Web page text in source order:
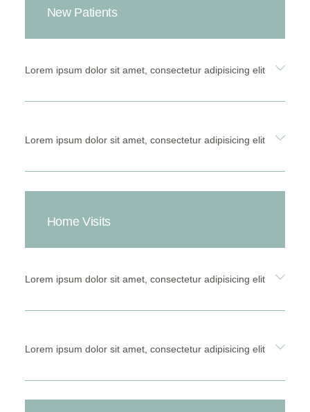
New Patients
Lorem ipsum dolor sit amet, consectetur adipisicing elit
Lorem ipsum dolor sit amet, consectetur adipisicing elit
Home Visits
Lorem ipsum dolor sit amet, consectetur adipisicing elit
Lorem ipsum dolor sit amet, consectetur adipisicing elit